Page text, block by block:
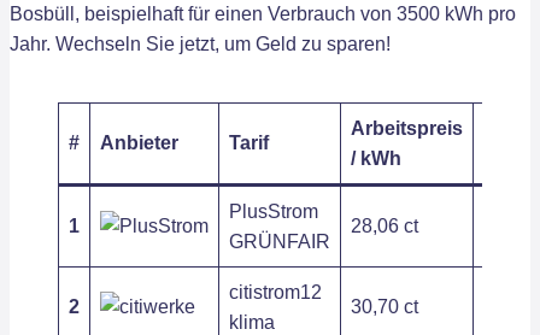
Bosbüll, beispielhaft für einen Verbrauch von 3500 kWh pro
Jahr. Wechseln Sie jetzt, um Geld zu sparen!
# Anbieter Tarif
Arbeitspreis
/ kWh
1
PlusStrom
GRÜNFAIR
28,06 ct
2
citistrom12
klima
30,70 ct